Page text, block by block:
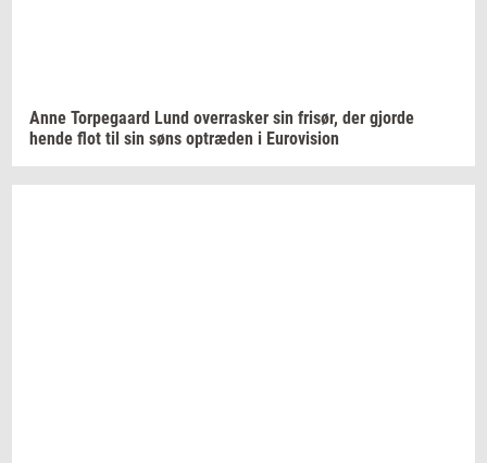
Anne Tor­pe­gaard Lund over­ra­sker sin fri­sør, der gjor­de
hende flot til sin søns op­træ­den i Eu­ro­vi­sion